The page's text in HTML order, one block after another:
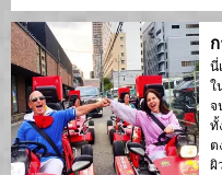
นี่
ใ
จ
ทั้
ต
ผิ